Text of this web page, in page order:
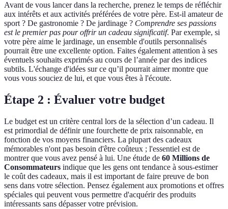
Avant de vous lancer dans la recherche, prenez le temps de réfléchir
aux intérêts et aux activités préférées de votre père. Est-il amateur de
sport ? De gastronomie ? De jardinage ? Comprendre ses passions
est le premier pas pour offrir un cadeau significatif. Par exemple, si
votre père aime le jardinage, un ensemble d'outils personnalisés
pourrait être une excellente option. Faites également attention à ses
éventuels souhaits exprimés au cours de l’année par des indices
subtils. L'échange d'idées sur ce qu’il pourrait aimer montre que
vous vous souciez de lui, et que vous êtes à l'écoute.
Étape 2 : Évaluer votre budget
Le budget est un critère central lors de la sélection d’un cadeau. Il
est primordial de définir une fourchette de prix raisonnable, en
fonction de vos moyens financiers. La plupart des cadeaux
mémorables n'ont pas besoin d'être coûteux ; l'essentiel est de
montrer que vous avez pensé à lui. Une étude de 60 Millions de
Consommateurs indique que les gens ont tendance à sous-estimer
le coût des cadeaux, mais il est important de faire preuve de bon
sens dans votre sélection. Pensez également aux promotions et offres
spéciales qui peuvent vous permettre d'acquérir des produits
intéressants sans dépasser votre prévision.